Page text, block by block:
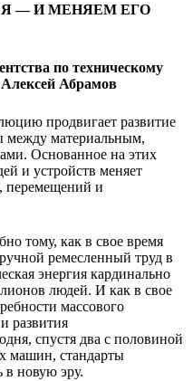
— И МЕНЯЕМ ЕГО
по техническому
Абрамов
продвигает развитие
между материальным,
Основанное на этих
и устройств меняет
перемещений и
тому, как в свое время
ремесленный труд в
энергия кардинально
людей. И как в свое
массового
развития
спустя два с половиной
машин, стандарты
в новую эру.